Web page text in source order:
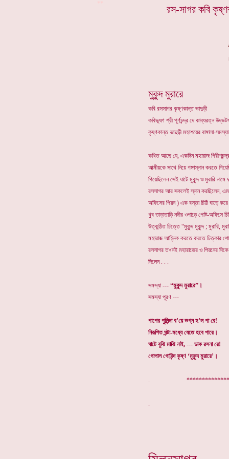
রস-সাগর কবি
.
মুকুন্দ মুরারে
কবি রসসাগর কৃষ্ণকান্ত ভাদুড়ী
কবিভূষণ শ্রী পূর্ণচন্দ্র দে কাব্যরত্ন
কৃষ্ণকান্ত ভাদুড়ী মহাশয়ের বাঙ্গালা-
কথিত আছে যে, একদিন মহারাজ
আত্মীয়কে সাথে নিয়ে গঙ্গাস্নান করতে
গিয়েছিলেন সেই ঘাটে মুকুন্দ ও মুরারি
রসসাগর আর সকলেই স্নান করছিলেন,
অফিসের পিয়ন ) এক বস্তা চিঠি ঘাড়ে
খুব তাড়াতাড়ি নদীর ওপাড়ে পোষ্ট-
উত্কন্ঠিত চিত্তে “মুকুন্দ মুকুন্দ ;
মহারাজ আহ্নিক করতে করতে চিত্কার
রসসাগর তখনই মহারাজের ও পিয়নের
দিলেন . . .
সমস্যা --- “মুকুন্দ মুরারে”।
সমস্যা পূরণ ---
পাপের পুলিন্দা ব’য়ে ভগ্ন হ’ল পা রে!
নিরূপিত ঘন্টা-মধ্যে যেতে হবে পারে।
ঘাটে বুঝি মাঝি নাই, --- ডাক রসনা রে!
গোপাল গোবিন্দ কৃষ্ণ ‘মুকুন্দ মুরারে’।